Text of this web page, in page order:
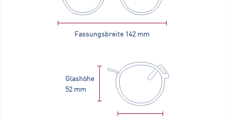
Fassungsbreite 142 mm
Glashöhe
52 mm